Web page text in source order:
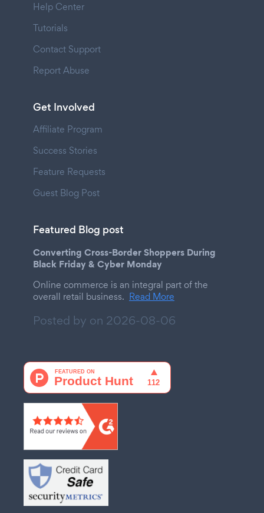
Help Center
Tutorials
Contact Support
Report Abuse
Get Involved
Affiliate Program
Success Stories
Feature Requests
Guest Blog Post
Featured Blog post
Converting Cross-Border Shoppers During
Black Friday & Cyber Monday
Online commerce is an integral part of the
overall retail business. Read More
Posted by on 2026-08-06